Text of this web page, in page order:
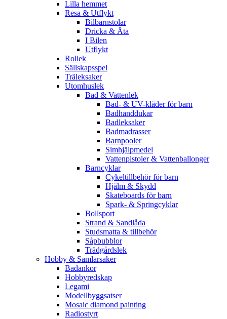
Lilla hemmet
Resa & Utflykt
Bilbarnstolar
Dricka & Äta
I Bilen
Utflykt
Rollek
Sällskapsspel
Träleksaker
Utomhuslek
Bad & Vattenlek
Bad- & UV-kläder för barn
Badhanddukar
Badleksaker
Badmadrasser
Barnpooler
Simhjälpmedel
Vattenpistoler & Vattenballonger
Barncyklar
Cykeltillbehör för barn
Hjälm & Skydd
Skateboards för barn
Spark- & Springcyklar
Bollsport
Strand & Sandlåda
Studsmatta & tillbehör
Såpbubblor
Trädgårdslek
Hobby & Samlarsaker
Badankor
Hobbyredskap
Legami
Modellbyggsatser
Mosaic diamond painting
Radiostyrt